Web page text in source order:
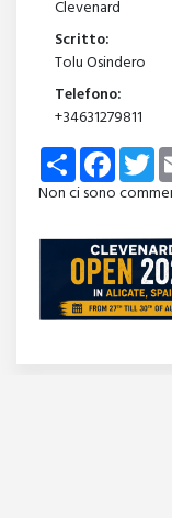
Clevenard
Scritto:
Tolu Osindero
Telefono:
+34631279811
Share
Non ci sono